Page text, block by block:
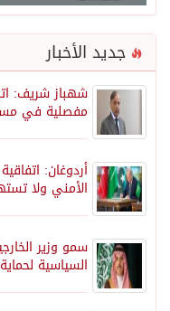
جديد الأخبار
شهباز شريف:
مفصلية في
أردوغان:
الأمني ولا
سمو وزير
السياسية